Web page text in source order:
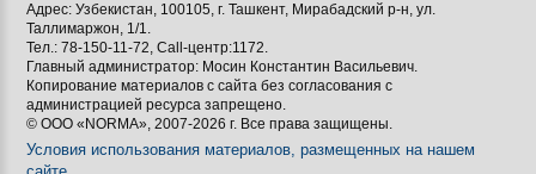
Адрес: Узбекистан, 100105, г. Ташкент, Мирабадский р-н, ул.
Таллимаржон, 1/1.
Тел.: 78-150-11-72, Call-центр:1172.
Главный администратор: Мосин Константин Васильевич.
Копирование материалов с сайта без согласования с
администрацией ресурса запрещено.
© ООО «NORMA», 2007-2026 г. Все права защищены.
Условия использования материалов, размещенных на нашем